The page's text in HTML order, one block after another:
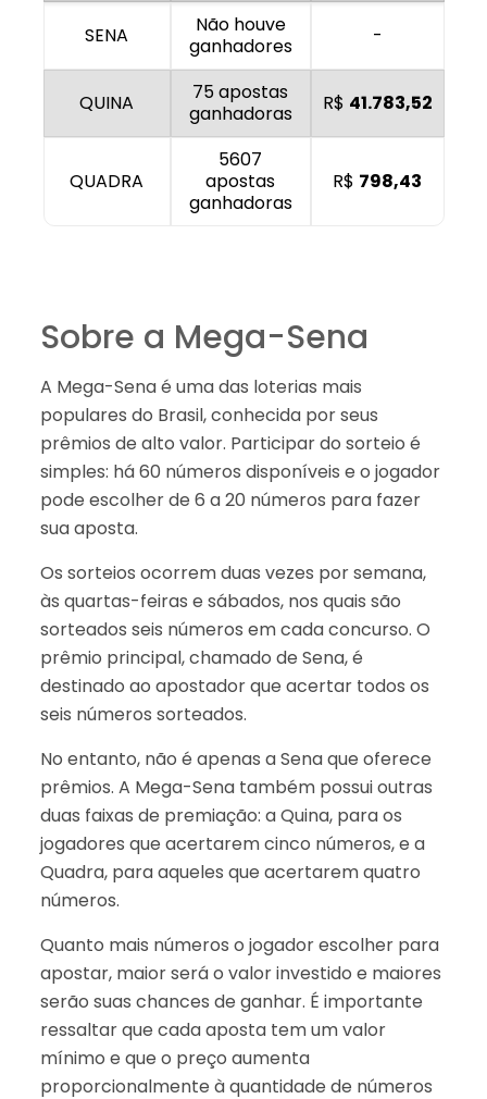
SENA
Não houve
ganhadores
-
QUINA
75 apostas
ganhadoras
R$ 41.783,52
QUADRA
5607
apostas
ganhadoras
R$ 798,43
Sobre a Mega-Sena
A Mega-Sena é uma das loterias mais
populares do Brasil, conhecida por seus
prêmios de alto valor. Participar do sorteio é
simples: há 60 números disponíveis e o jogador
pode escolher de 6 a 20 números para fazer
sua aposta.
Os sorteios ocorrem duas vezes por semana,
às quartas-feiras e sábados, nos quais são
sorteados seis números em cada concurso. O
prêmio principal, chamado de Sena, é
destinado ao apostador que acertar todos os
seis números sorteados.
No entanto, não é apenas a Sena que oferece
prêmios. A Mega-Sena também possui outras
duas faixas de premiação: a Quina, para os
jogadores que acertarem cinco números, e a
Quadra, para aqueles que acertarem quatro
números.
Quanto mais números o jogador escolher para
apostar, maior será o valor investido e maiores
serão suas chances de ganhar. É importante
ressaltar que cada aposta tem um valor
mínimo e que o preço aumenta
proporcionalmente à quantidade de números